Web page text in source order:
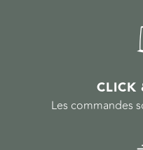
CLICK
Les commandes